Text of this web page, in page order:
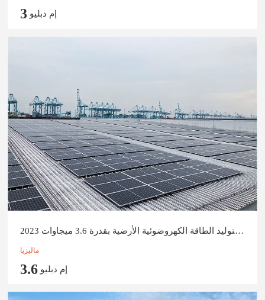
3 إم دبليو
محطة ماليزيا لتوليد الطاقة الكهروضوئية الأرضية بقدرة 3.6 ميجاوات 2023
ماليزيا
3.6 إم دبليو